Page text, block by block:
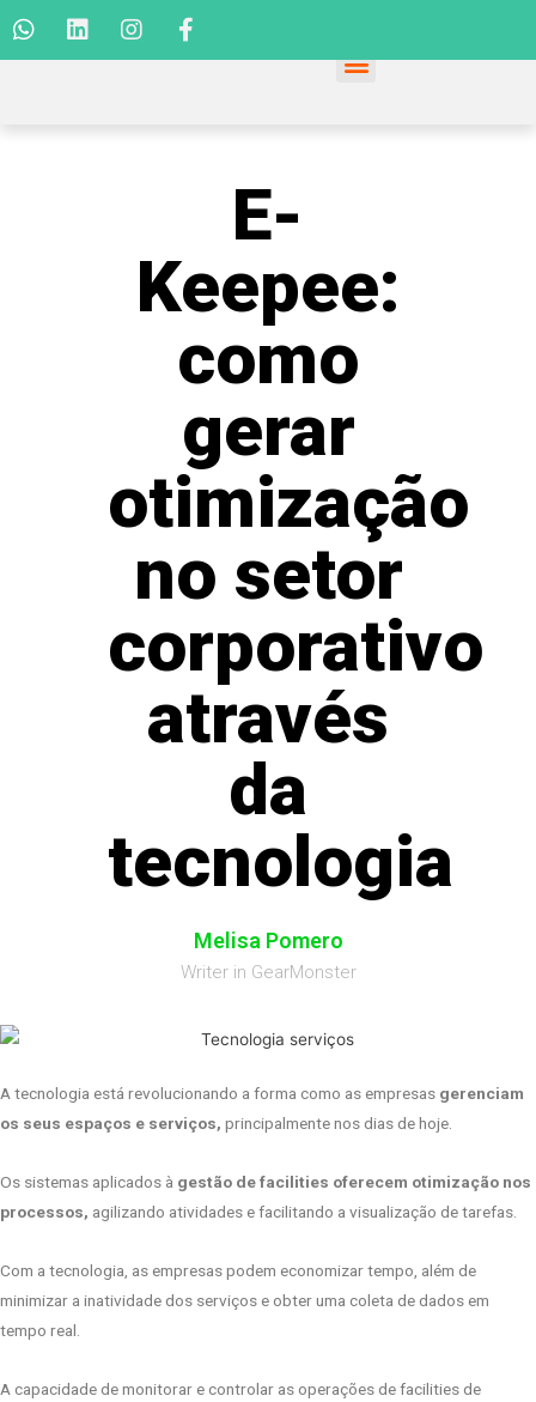
E-
Keepee:
como
gerar
otimização
no setor
corporativo
através
da
tecnologia
Melisa Pomero
Writer in GearMonster
A tecnologia está revolucionando a forma como as empresas gerenciam
os seus espaços e serviços, principalmente nos dias de hoje.
Os sistemas aplicados à gestão de facilities oferecem otimização nos
processos, agilizando atividades e facilitando a visualização de tarefas.
Com a tecnologia, as empresas podem economizar tempo, além de
minimizar a inatividade dos serviços e obter uma coleta de dados em
tempo real.
A capacidade de monitorar e controlar as operações de facilities de